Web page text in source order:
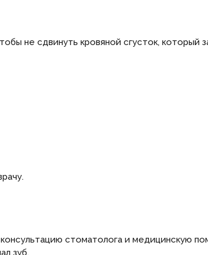
не сдвинуть кровяной сгусток, который
стоматолога и медицинскую
зуб.